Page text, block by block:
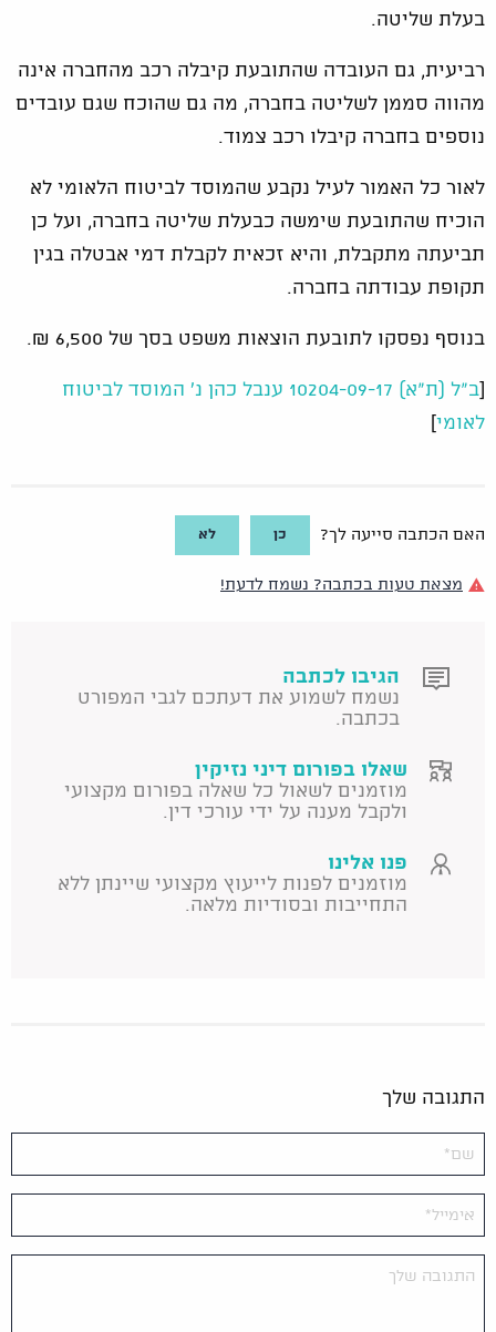
בעלת שליטה.
רביעית, גם העובדה שהתובעת קיבלה רכב מהחברה אינה
מהווה סממן לשליטה בחברה, מה גם שהוכח שגם עובדים
נוספים בחברה קיבלו רכב צמוד.
לאור כל האמור לעיל נקבע שהמוסד לביטוח הלאומי לא
הוכיח שהתובעת שימשה כבעלת שליטה בחברה, ועל כן
תביעתה מתקבלת, והיא זכאית לקבלת דמי אבטלה בגין
תקופת עבודתה בחברה.
בנוסף נפסקו לתובעת הוצאות משפט בסך של 6,500 ₪.
[
ב"ל (ת"א) 10204-09-17 ענבל כהן נ' המוסד לביטוח
לאומי]
האם הכתבה סייעה לך? כן לא
מצאת טעות בכתבה? נשמח לדעת!
הגיבו לכתבה
נשמח לשמוע את דעתכם לגבי המפורט
בכתבה.
שאלו בפורום דיני נזיקין
מוזמנים לשאול כל שאלה בפורום מקצועי
ולקבל מענה על ידי עורכי דין.
פנו אלינו
מוזמנים לפנות לייעוץ מקצועי שיינתן ללא
התחייבות ובסודיות מלאה.
התגובה שלך